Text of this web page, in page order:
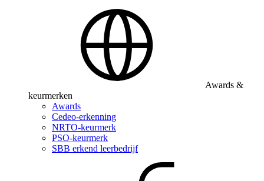
Awards &
keurmerken
Awards
Cedeo-erkenning
NRTO-keurmerk
PSO-keurmerk
SBB erkend leerbedrijf